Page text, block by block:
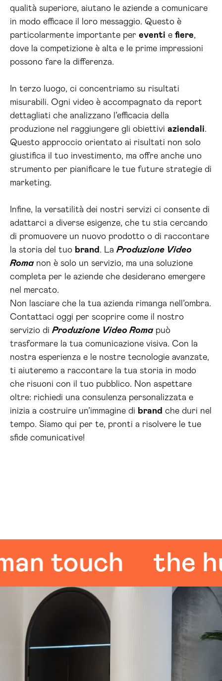
qualità superiore, aiutano le aziende a comunicare
in modo efficace il loro messaggio. Questo è
particolarmente importante per eventi e fiere,
dove la competizione è alta e le prime impressioni
possono fare la differenza.
In terzo luogo, ci concentriamo su risultati
misurabili. Ogni video è accompagnato da report
dettagliati che analizzano l’efficacia della
produzione nel raggiungere gli obiettivi aziendali.
Questo approccio orientato ai risultati non solo
giustifica il tuo investimento, ma offre anche uno
strumento per pianificare le tue future strategie di
marketing.
Infine, la versatilità dei nostri servizi ci consente di
adattarci a diverse esigenze, che tu stia cercando
di promuovere un nuovo prodotto o di raccontare
la storia del tuo brand . La Produzione Video
Romanon è solo un servizio, ma una soluzione
completa per le aziende che desiderano emergere
nel mercato.
Non lasciare che la tua azienda rimanga nell’ombra.
Contattaci oggi per scoprire come il nostro
servizio di Produzione Video Romapuò
trasformare la tua comunicazione visiva. Con la
nostra esperienza e le nostre tecnologie avanzate,
ti aiuteremo a raccontare la tua storia in modo
che risuoni con il tuo pubblico. Non aspettare
oltre: richiedi una consulenza personalizzata e
inizia a costruire un’immagine di brand che duri nel
tempo. Siamo qui per te, pronti a risolvere le tue
sfide comunicative!
touch the